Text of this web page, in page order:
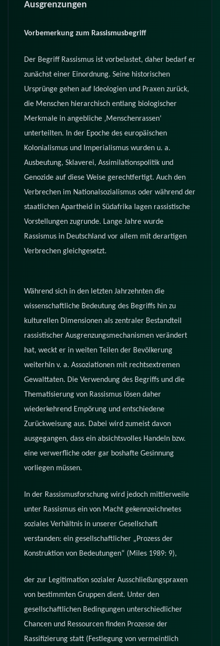
Ausgrenzungen
Vorbemerkung zum Rassismusbegriff
Der Begriff Rassismus ist vorbelastet, daher bedarf er
zunächst einer Einordnung. Seine historischen
Ursprünge gehen auf Ideologien und Praxen zurück,
die Menschen hierarchisch entlang biologischer
Merkmale in angebliche ‚Menschenrassen‘
unterteilten. In der Epoche des europäischen
Kolonialismus und Imperialismus wurden u. a.
Ausbeutung, Sklaverei, Assimilationspolitik und
Genozide auf diese Weise gerechtfertigt. Auch den
Verbrechen im Nationalsozialismus oder während der
staatlichen Apartheid in Südafrika lagen rassistische
Vorstellungen zugrunde. Lange Jahre wurde
Rassismus in Deutschland vor allem mit derartigen
Verbrechen gleichgesetzt.
Während sich in den letzten Jahrzehnten die
wissenschaftliche Bedeutung des Begriffs hin zu
kulturellen Dimensionen als zentraler Bestandteil
rassistischer Ausgrenzungsmechanismen verändert
hat, weckt er in weiten Teilen der Bevölkerung
weiterhin v. a. Assoziationen mit rechtsextremen
Gewalttaten. Die Verwendung des Begriffs und die
Thematisierung von Rassismus lösen daher
wiederkehrend Empörung und entschiedene
Zurückweisung aus. Dabei wird zumeist davon
ausgegangen, dass ein absichtsvolles Handeln bzw.
eine verwerfliche oder gar boshafte Gesinnung
vorliegen müssen.
In der Rassismusforschung wird jedoch mittlerweile
unter Rassismus ein von Macht gekennzeichnetes
soziales Verhältnis in unserer Gesellschaft
verstanden: ein gesellschaftlicher „Prozess der
Konstruktion von Bedeutungen“ (Miles 1989: 9),
der zur Legitimation sozialer Ausschließungspraxen
von bestimmten Gruppen dient. Unter den
gesellschaftlichen Bedingungen unterschiedlicher
Chancen und Ressourcen finden Prozesse der
Rassifizierung statt (Festlegung von vermeintlich